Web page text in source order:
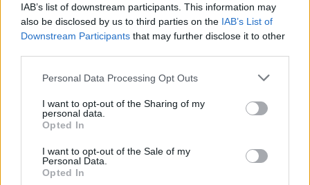
IAB’s list of downstream participants. This information may
also be disclosed by us to third parties on the IAB’s List of
Downstream Participants that may further disclose it to other
Personal Data Processing Opt Outs
I want to opt-out of the Sharing of my
personal data.
Opted In
I want to opt-out of the Sale of my
Personal Data.
Opted In
όφελος των πολιτών. Είναι μία πρακτική που πέτυχε
σε πολλές ευρωπαϊκές, και όχι μόνο, πρωτεύουσες